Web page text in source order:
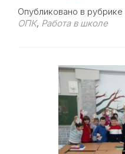
about
Беседа
Христовом
в
школе
№1248
Опубликовано в рубрике
ОПК, Работа в школе